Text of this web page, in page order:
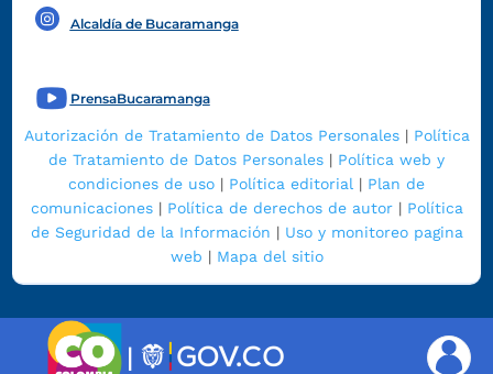
Alcaldía de Bucaramanga
PrensaBucaramanga
Autorización de Tratamiento de Datos Personales| Política
de Tratamiento de Datos Personales | Política web y
condiciones de uso | Política editorial | Plan de
comunicaciones| Política de derechos de autor| Política
de Seguridad de la Información | Uso y monitoreo pagina
web | Mapa del sitio
|